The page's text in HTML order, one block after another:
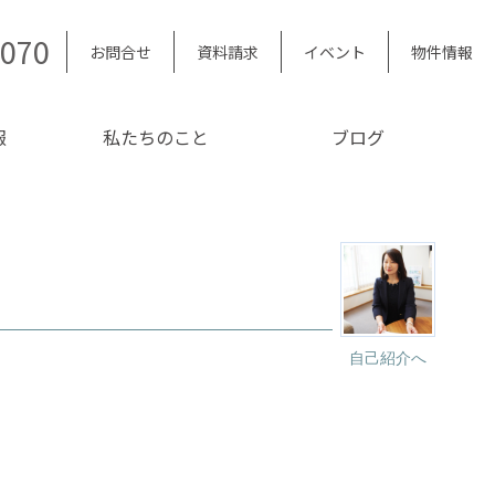
お問合せ 資料請求 イベント 物件情報
私たちのこと ブログ
自己紹介へ